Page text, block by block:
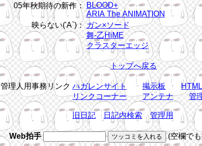
05年秋期待の新作：
BLOOD+
ARIA The ANIMATION
映らない('A`)：
ガン×ソード
舞-乙HiME
クラスターエッジ
トップへ戻る
管理人用事務リンク ハガレンサイト 掲示板
リンクコーナー
アンテナ 管
旧日記 日記内検索 管理用
Web拍手 (空欄で